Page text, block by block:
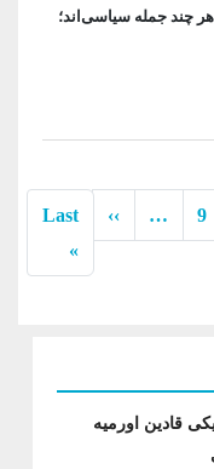
چند جمله سیاسی‌اند؛
9
…
››
Next page
Last
»
قادین اورمیه